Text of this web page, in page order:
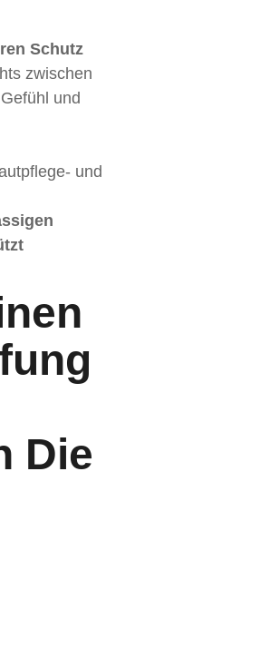
Schutz
zwischen
und
und
Die